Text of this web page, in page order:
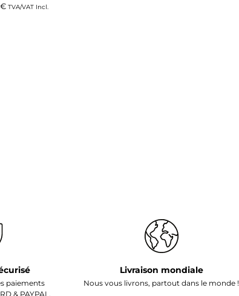
€ TVA/VAT Incl.
paiements
& PAYPAL.
Livraison mondiale
Nous vous livrons, partout dans le monde !